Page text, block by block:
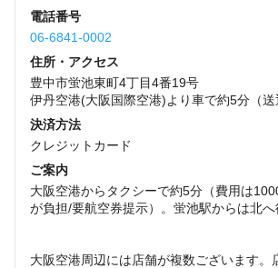
電話番号
06-6841-0002
住所・アクセス
豊中市蛍池東町4丁目4番19号
伊丹空港(大阪国際空港)より車で約5分（送
決済方法
クレジットカード
ご案内
大阪空港からタクシーで約5分（費用は
が負担/要航空券提示）。蛍池駅からは北
大阪空港周辺には店舗が複数ございます。